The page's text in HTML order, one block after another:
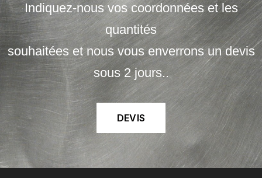
Indiquez-nous vos coordonnées et les
quantités
souhaitées et nous vous enverrons un devis
sous 2 jours..
DEVIS